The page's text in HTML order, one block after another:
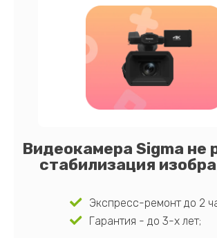
Видеокамера Sigma не
стабилизация
Экспресс-ремонт до 2
Гарантия - до 3-х лет;